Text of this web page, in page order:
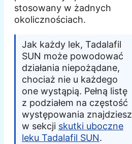
stosowany w żadnych
okolicznościach.
Jak każdy lek, Tadalafil
SUN może powodować
działania niepożądane,
chociaż nie u każdego
one wystąpią. Pełną listę
z podziałem na częstość
występowania znajdziesz
w sekcji skutki uboczne
leku Tadalafil SUN.